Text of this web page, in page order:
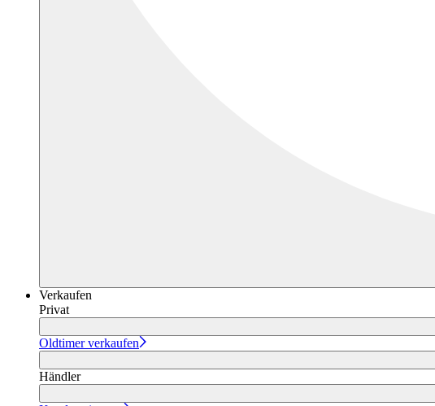
Verkaufen
Privat
Oldtimer verkaufen
Händler